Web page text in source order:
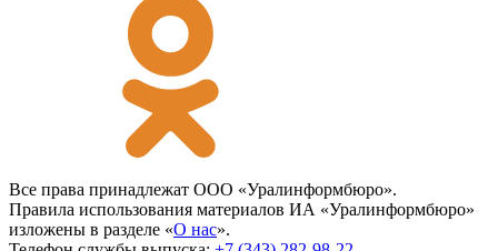
Все права принадлежат ООО «Уралинформбюро».
Правила использования материалов ИА «Уралинформбюро»
изложены в разделе «О нас».